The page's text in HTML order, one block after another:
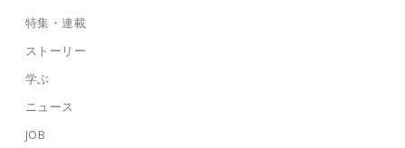
特集・連載
ストーリー
学ぶ
ニュース
JOB